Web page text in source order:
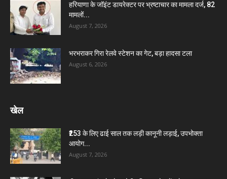
हरियाणा के जॉइंट डायरेक्टर पर भ्रष्टाचार का मामला दर्ज, 82
मामलों...
August 7, 2026
भरभराकर गिरा रेलवे स्टेशन का गेट, बड़ा हादसा टला
August 6, 2026
खेल
₹253 के लिए ढाई साल तक लड़ी कानूनी लड़ाई, उपभोक्ता
आयोग...
August 7, 2026